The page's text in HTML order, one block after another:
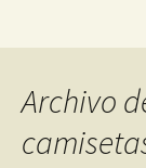
Archivo